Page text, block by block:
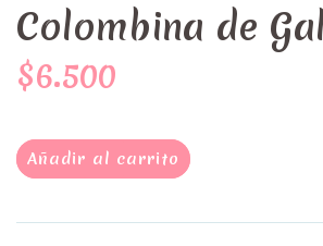
Colombina de
$6.500
Añadir al carrito